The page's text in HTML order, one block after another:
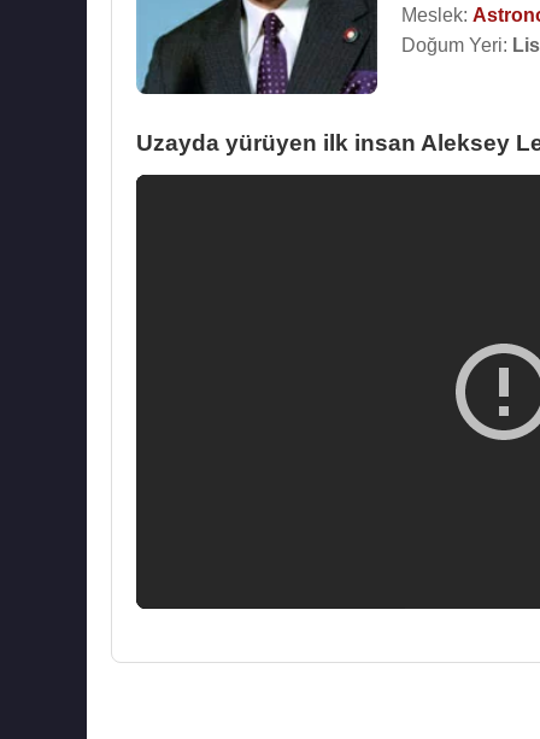
Meslek:
Doğum Yeri:
Uzayda yürüyen ilk insan Aleksey